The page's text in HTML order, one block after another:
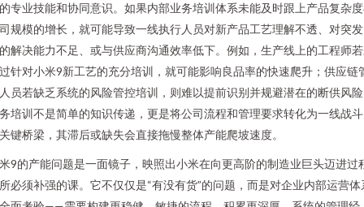
专业技能和协同意识。如果内部业务培训体系未能及时跟上产品复杂
规模的增长，就可能导致一线执行人员对新产品工艺理解不透、对突
解决能力不足、或与供应商沟通效率低下。例如，生产线上的工程师
针对小米9新工艺的充分培训，就可能影响良品率的快速爬升；供应链
员若缺乏系统的风险管控培训，则难以提前识别并规避潜在的断供风
培训不是简单的知识传递，更是将公司流程和管理要求转化为一线战
键桥梁，其滞后或缺失会直接拖慢整体产能爬坡速度。
9的产能问题是一面镜子，映照出小米在向更高阶的制造业巨头迈进过
必须补强的课。它不仅仅是“有没有货”的问题，而是对企业内部运营体